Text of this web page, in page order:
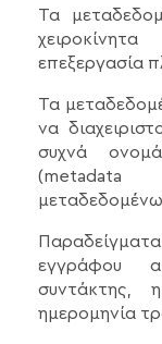
Τα
επεξεργασία
Τα
να
συχνά
εγγράφου
συντάκτης,
ημερομηνία